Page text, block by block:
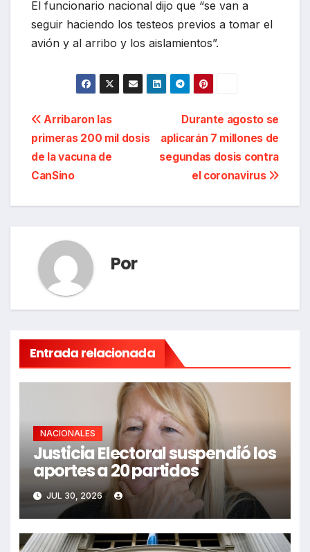
El funcionario nacional dijo que “se van a
seguir haciendo los testeos previos a tomar el
avión y al arribo y los aislamientos”.
Navegación
de
entradas
Durante agosto se
aplicarán 7 millones de
segundas dosis contra
el coronavirus
Arribaron las
primeras 200 mil dosis
de la vacuna de
CanSino
Por
Entrada relacionada
NACIONALES
Justicia Electoral suspendió los
aportes a 20 partidos
JUL 30, 2026